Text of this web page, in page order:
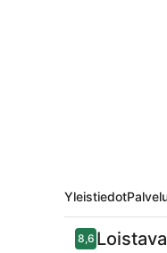
Yleistiedot
Arvostelut
8,68,6 kautta 10.
Loistava